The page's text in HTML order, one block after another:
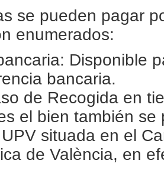
se pueden pagar
enumerados:
Disponible
bancaria.
de Recogida en
el bien también
situada en el
de València, en